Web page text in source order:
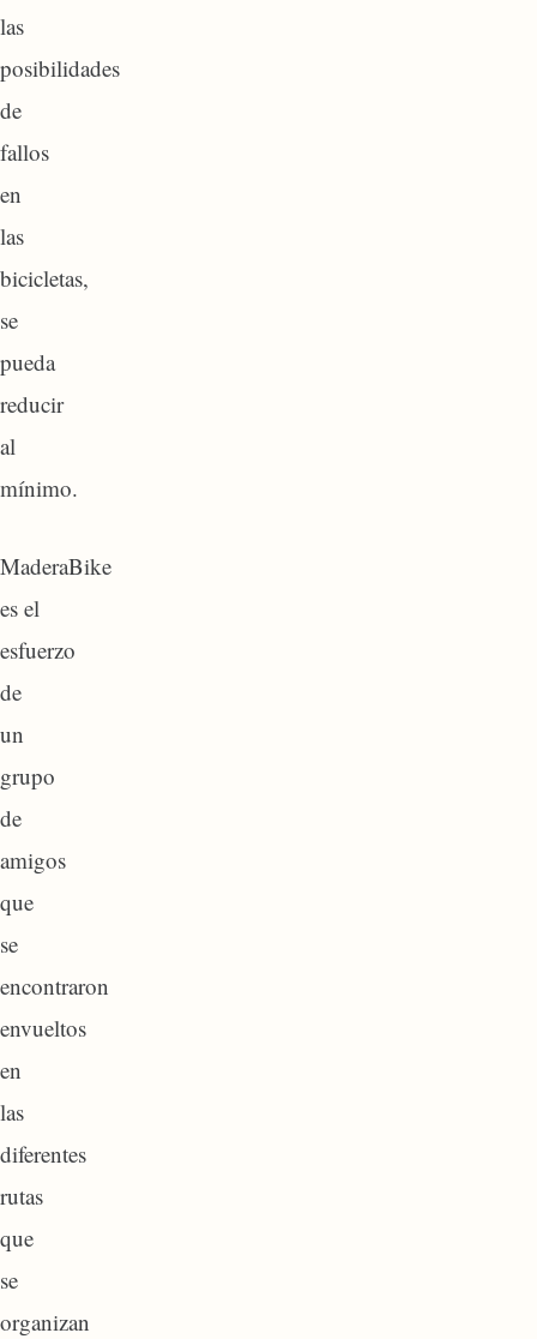
las
posibilidades
de
fallos
en
las
bicicletas,
se
pueda
reducir
al
mínimo.
MaderaBike
es el
esfuerzo
de
un
grupo
de
amigos
que
se
encontraron
envueltos
en
las
diferentes
rutas
que
se
organizan